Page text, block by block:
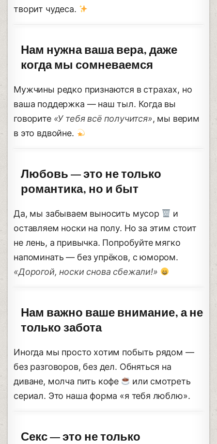
творит чудеса.
Нам нужна ваша вера, даже
когда мы сомневаемся
Мужчины редко признаются в страхах, но
ваша поддержка — наш тыл. Когда вы
говорите «У тебя всё получится», мы верим
в это вдвойне.
Любовь — это не только
романтика, но и быт
Да, мы забываем выносить мусор
и
оставляем носки на полу. Но за этим стоит
не лень, а привычка. Попробуйте мягко
напоминать — без упрёков, с юмором.
«Дорогой, носки снова сбежали!»
Нам важно ваше внимание, а не
только забота
Иногда мы просто хотим побыть рядом —
без разговоров, без дел. Обняться на
диване, молча пить кофе
или смотреть
сериал. Это наша форма «я тебя люблю».
Секс — это не только